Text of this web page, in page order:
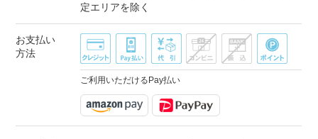
定エリアを除く
お支払い
方法
ご利用いただけるPay払い